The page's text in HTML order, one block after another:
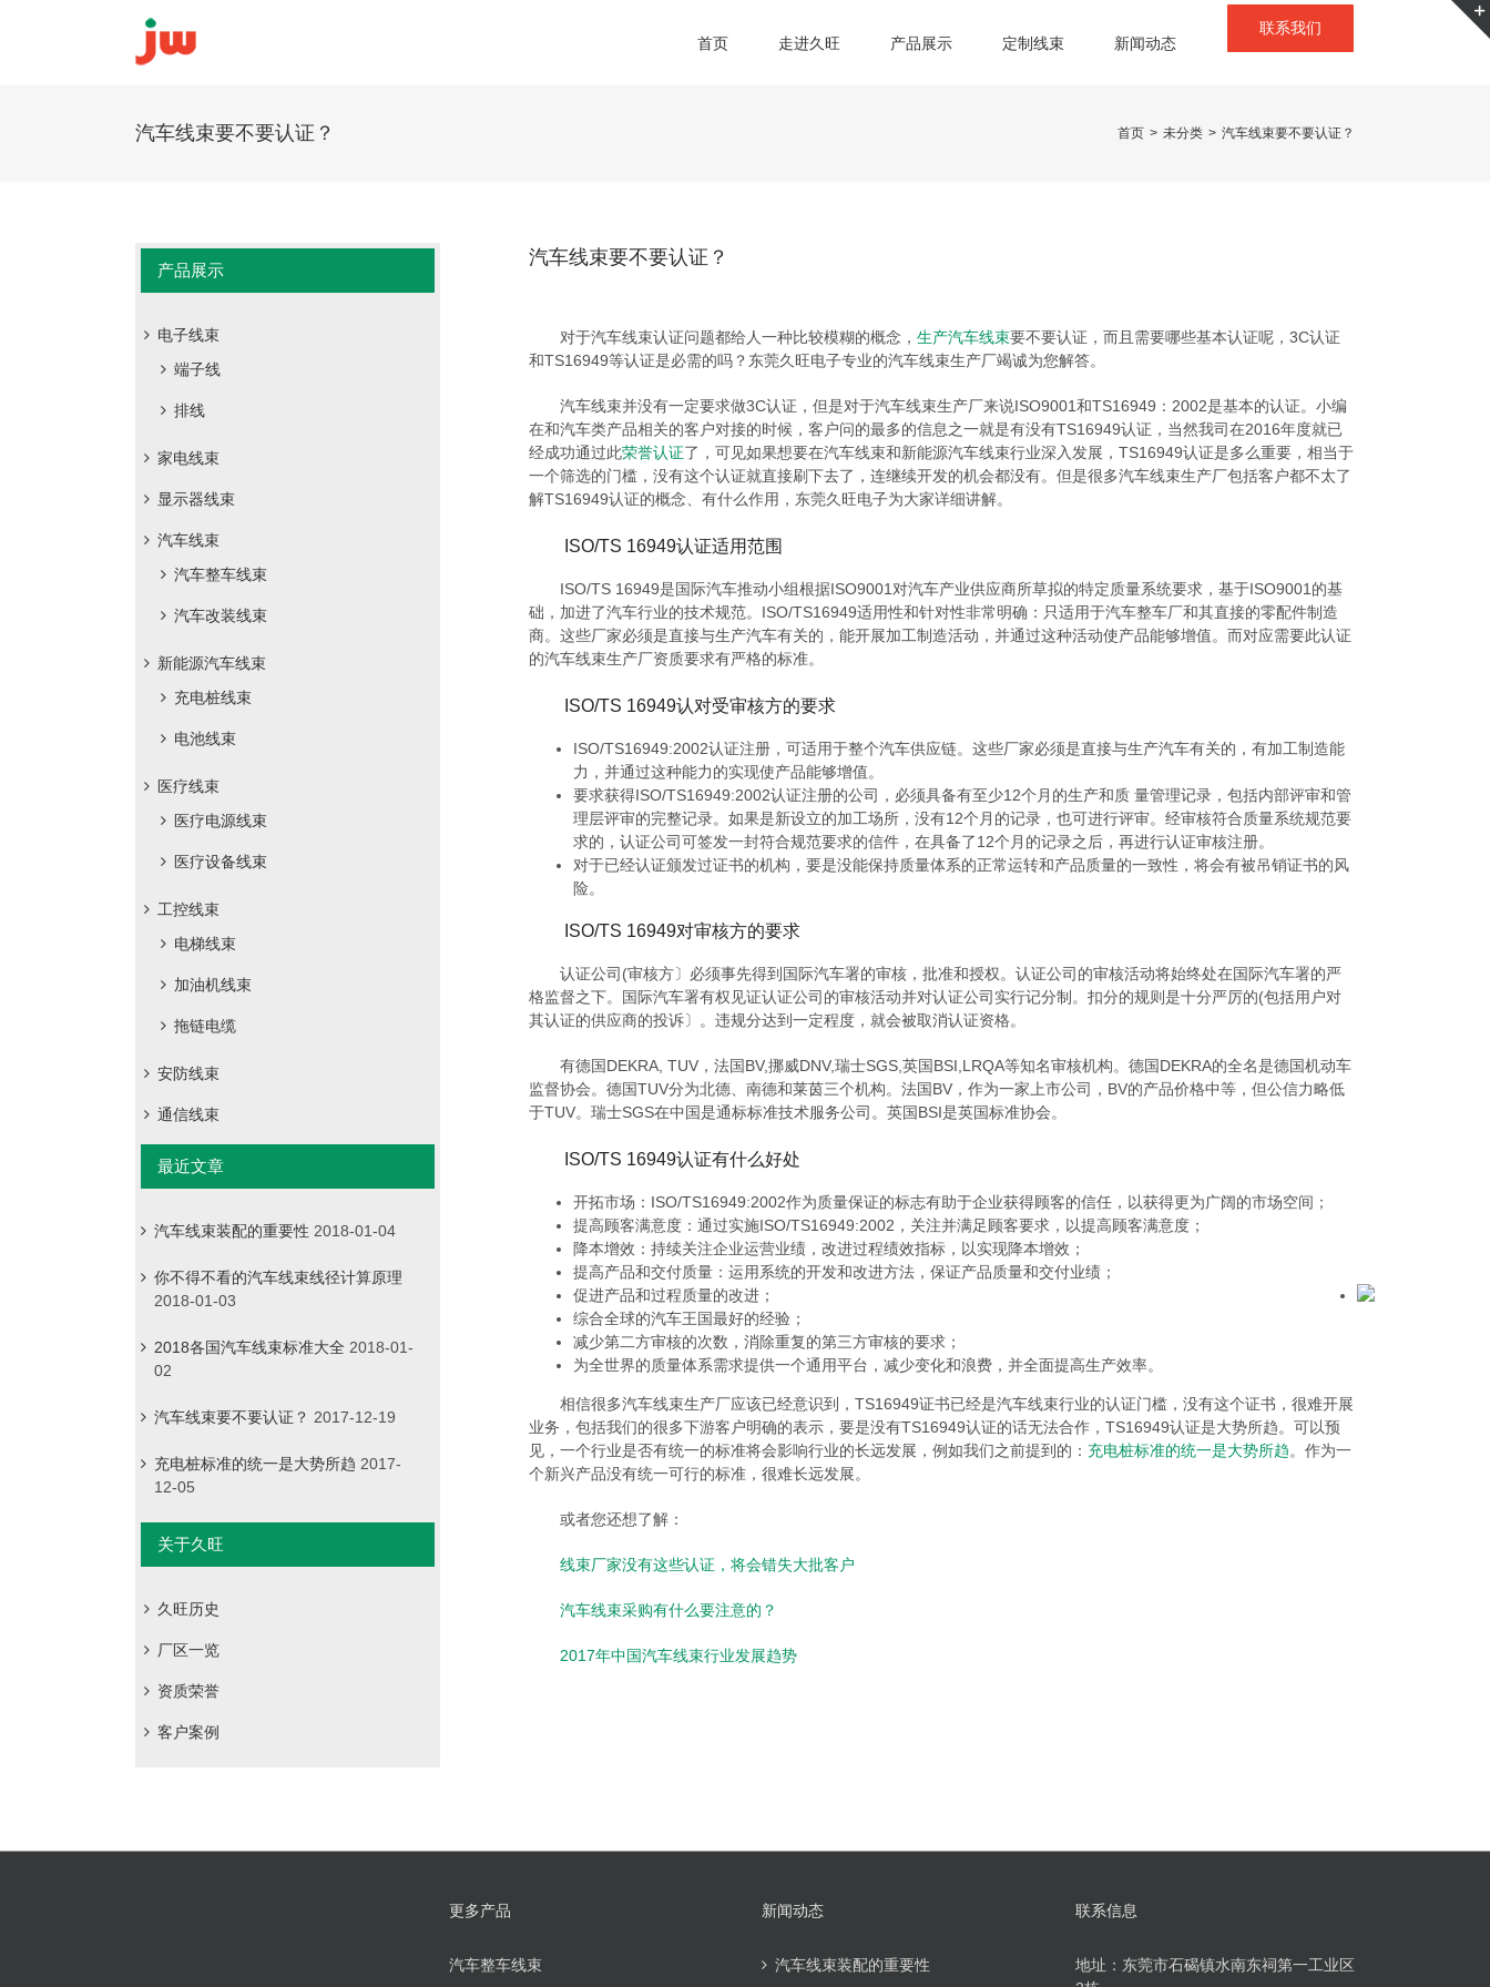
首页 走进久旺 产品展示 定制线束 新闻动态
联系我们
汽车线束要不要认证？ 首页 > 未分类 > 汽车线束要不要认证？
汽车线束要不要认证？
对于汽车线束认证问题都给人一种比较模糊的概念， 生产汽车线束要不要认证，而且需要哪些基本认证呢，3C认证
和TS16949等认证是必需的吗？东莞久旺电子专业的汽车线束生产厂竭诚为您解答。
汽车线束并没有一定要求做3C认证，但是对于汽车线束生产厂来说ISO9001和TS16949：2002是基本的认证。小编
在和汽车类产品相关的客户对接的时候，客户问的最多的信息之一就是有没有TS16949认证，当然我司在2016年度就已
经成功通过此荣誉认证了，可见如果想要在汽车线束和新能源汽车线束行业深入发展，TS16949认证是多么重要，相当于
一个筛选的门槛，没有这个认证就直接刷下去了，连继续开发的机会都没有。但是很多汽车线束生产厂包括客户都不太了
解TS16949认证的概念、有什么作用，东莞久旺电子为大家详细讲解。
ISO/TS 16949认证适用范围
ISO/TS 16949是国际汽车推动小组根据ISO9001对汽车产业供应商所草拟的特定质量系统要求，基于ISO9001的基
础，加进了汽车行业的技术规范。ISO/TS16949适用性和针对性非常明确：只适用于汽车整车厂和其直接的零配件制造
商。这些厂家必须是直接与生产汽车有关的，能开展加工制造活动，并通过这种活动使产品能够增值。而对应需要此认证
的汽车线束生产厂资质要求有严格的标准。
ISO/TS 16949认对受审核方的要求
ISO/TS16949:2002认证注册，可适用于整个汽车供应链。这些厂家必须是直接与生产汽车有关的，有加工制造能
力，并通过这种能力的实现使产品能够增值。
要求获得ISO/TS16949:2002认证注册的公司，必须具备有至少12个月的生产和质 量管理记录，包括内部评审和管
理层评审的完整记录。如果是新设立的加工场所，没有12个月的记录，也可进行评审。经审核符合质量系统规范要
求的，认证公司可签发一封符合规范要求的信件，在具备了12个月的记录之后，再进行认证审核注册。
对于已经认证颁发过证书的机构，要是没能保持质量体系的正常运转和产品质量的一致性，将会有被吊销证书的风
险。
ISO/TS 16949对审核方的要求
认证公司(审核方〕必须事先得到国际汽车署的审核，批准和授权。认证公司的审核活动将始终处在国际汽车署的严
格监督之下。国际汽车署有权见证认证公司的审核活动并对认证公司实行记分制。扣分的规则是十分严厉的(包括用户对
其认证的供应商的投诉〕。违规分达到一定程度，就会被取消认证资格。
有德国DEKRA, TUV，法国BV,挪威DNV,瑞士SGS,英国BSI,LRQA等知名审核机构。德国DEKRA的全名是德国机动车
监督协会。德国TUV分为北德、南德和莱茵三个机构。法国BV，作为一家上市公司，BV的产品价格中等，但公信力略低
于TUV。瑞士SGS在中国是通标标准技术服务公司。英国BSI是英国标准协会。
ISO/TS 16949认证有什么好处
开拓市场：ISO/TS16949:2002作为质量保证的标志有助于企业获得顾客的信任，以获得更为广阔的市场空间；
提高顾客满意度：通过实施ISO/TS16949:2002，关注并满足顾客要求，以提高顾客满意度；
降本增效：持续关注企业运营业绩，改进过程绩效指标，以实现降本增效；
提高产品和交付质量：运用系统的开发和改进方法，保证产品质量和交付业绩；
促进产品和过程质量的改进；
综合全球的汽车王国最好的经验；
减少第二方审核的次数，消除重复的第三方审核的要求；
为全世界的质量体系需求提供一个通用平台，减少变化和浪费，并全面提高生产效率。
相信很多汽车线束生产厂应该已经意识到，TS16949证书已经是汽车线束行业的认证门槛，没有这个证书，很难开展
业务，包括我们的很多下游客户明确的表示，要是没有TS16949认证的话无法合作，TS16949认证是大势所趋。可以预
见，一个行业是否有统一的标准将会影响行业的长远发展，例如我们之前提到的： 充电桩标准的统一是大势所趋。作为一
个新兴产品没有统一可行的标准，很难长远发展。
或者您还想了解：
线束厂家没有这些认证，将会错失大批客户
汽车线束采购有什么要注意的？
2017年中国汽车线束行业发展趋势
产品展示
电子线束
端子线
排线
家电线束
显示器线束
汽车线束
汽车整车线束
汽车改装线束
新能源汽车线束
充电桩线束
电池线束
医疗线束
医疗电源线束
医疗设备线束
工控线束
电梯线束
加油机线束
拖链电缆
安防线束
通信线束
最近文章
汽车线束装配的重要性 2018-01-04
你不得不看的汽车线束线径计算原理
2018-01-03
2018各国汽车线束标准大全 2018-01-
02
汽车线束要不要认证？ 2017-12-19
充电桩标准的统一是大势所趋 2017-
12-05
关于久旺
久旺历史
厂区一览
资质荣誉
客户案例
更多产品
汽车整车线束
新闻动态
汽车线束装配的重要性
联系信息
地址：东莞市石碣镇水南东祠第一工业区